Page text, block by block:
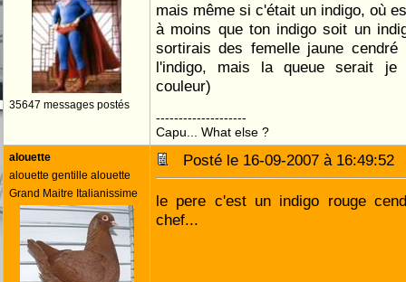
35647 messages postés
mais même si c'était un indigo, où
à moins que ton indigo soit un
sortirais des femelle jaune
l'indigo, mais la queue serait je
couleur)
--------------------
Capu... What else ?
alouette
alouette gentille alouette
Grand Maitre Italianissime
Posté le 16-09-2007 à
le pere c'est un indigo rouge
chef...